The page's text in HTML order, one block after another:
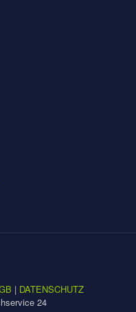
| DATENSCHUTZ
24